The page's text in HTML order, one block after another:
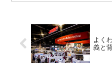
よく
義と